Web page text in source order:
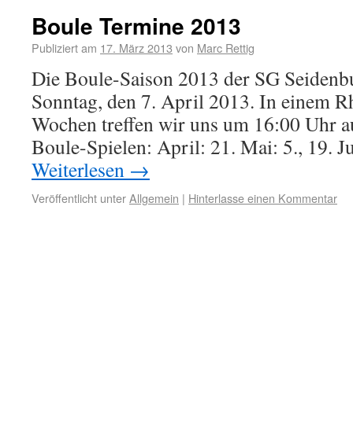
Boule Termine 2013
Publiziert am 17. März 2013 von Marc Rettig
Die Boule-Saison 2013 der SG
Sonntag, den 7. April 2013. In einem
Wochen treffen wir uns um 16:00 Uhr
Boule-Spielen: April: 21. Mai: 5., 19.
Weiterlesen →
Veröffentlicht unterAllgemein | Hinterlasse einen Kommentar